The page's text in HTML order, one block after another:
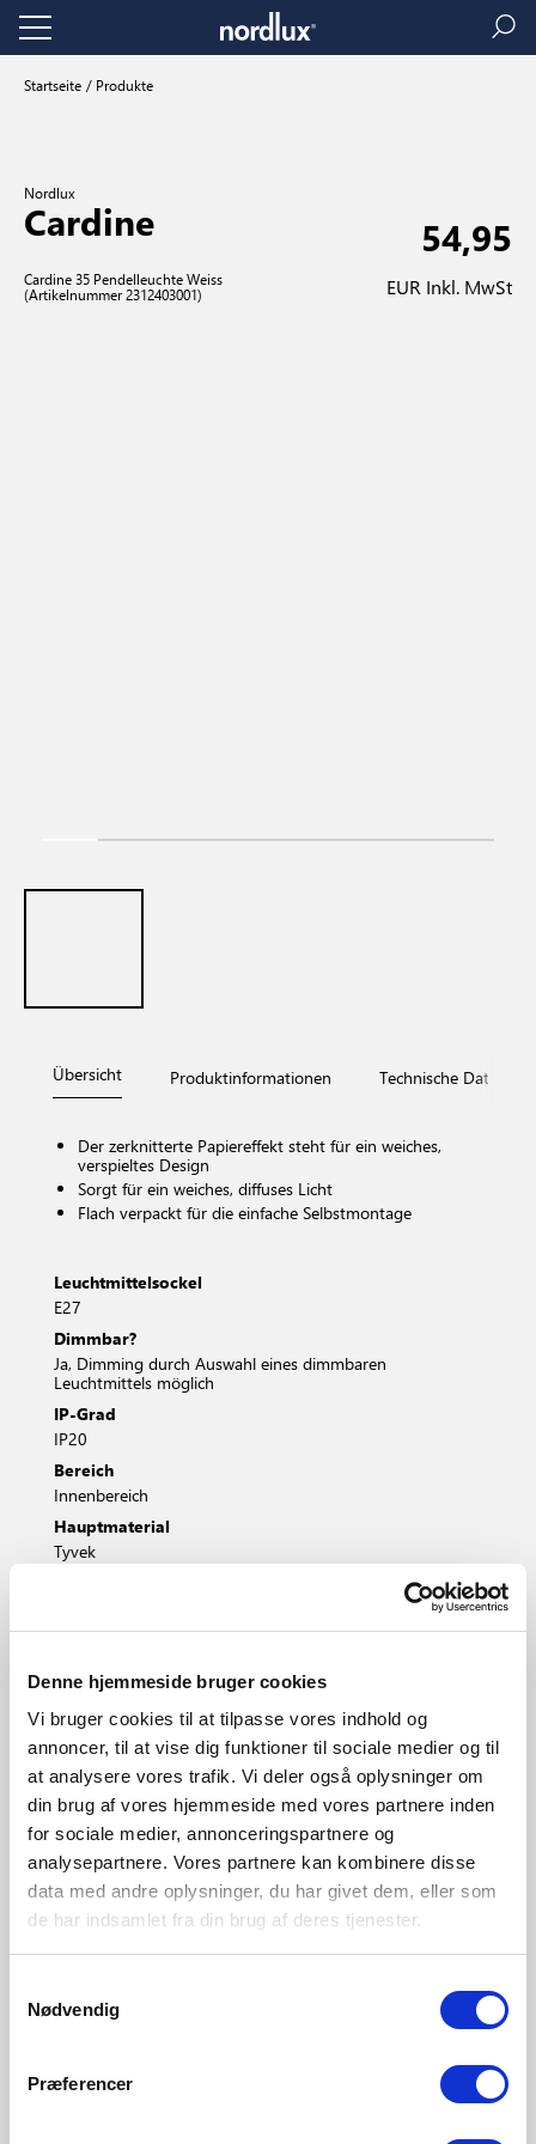
Denne hjemmeside bruger cookies
Vi bruger cookies til at tilpasse vores indhold og
annoncer, til at vise dig funktioner til sociale medier og til
at analysere vores trafik. Vi deler også oplysninger om
din brug af vores hjemmeside med vores partnere inden
for sociale medier, annonceringspartnere og
analysepartnere. Vores partnere kan kombinere disse
data med andre oplysninger, du har givet dem, eller som
de har indsamlet fra din brug af deres tjenester.
Nødvendig
Præferencer
Startseite Produkte
Nordlux
Cardine
Cardine 35 Pendelleuchte Weiss
(Artikelnummer 2312403001)
54,95
EUR Inkl. MwSt
Übersicht Produktinformationen Technische Daten
Der zerknitterte Papiereffekt steht für ein weiches,
verspieltes Design
Sorgt für ein weiches, diffuses Licht
Flach verpackt für die einfache Selbstmontage
Leuchtmittelsockel
E27
Dimmbar?
Ja, Dimming durch Auswahl eines dimmbaren
Leuchtmittels möglich
IP-Grad
IP20
Bereich
Innenbereich
Hauptmaterial
Tyvek
2312403001